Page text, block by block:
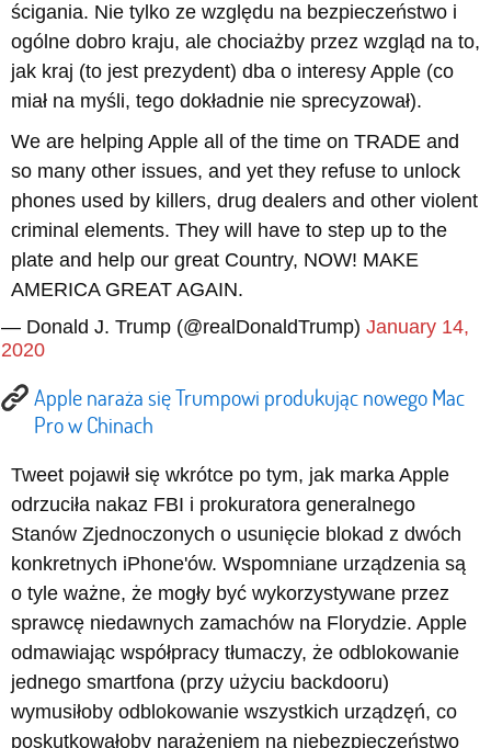
ścigania. Nie tylko ze względu na bezpieczeństwo i
ogólne dobro kraju, ale chociażby przez wzgląd na to,
jak kraj (to jest prezydent) dba o interesy Apple (co
miał na myśli, tego dokładnie nie sprecyzował).
We are helping Apple all of the time on TRADE and
so many other issues, and yet they refuse to unlock
phones used by killers, drug dealers and other violent
criminal elements. They will have to step up to the
plate and help our great Country, NOW! MAKE
AMERICA GREAT AGAIN.
— Donald J. Trump (@realDonaldTrump) January 14,
2020
Apple naraża się Trumpowi produkując nowego Mac
Pro w Chinach
Tweet pojawił się wkrótce po tym, jak marka Apple
odrzuciła nakaz FBI i prokuratora generalnego
Stanów Zjednoczonych o usunięcie blokad z dwóch
konkretnych iPhone'ów. Wspomniane urządzenia są
o tyle ważne, że mogły być wykorzystywane przez
sprawcę niedawnych zamachów na Florydzie. Apple
odmawiając współpracy tłumaczy, że odblokowanie
jednego smartfona (przy użyciu backdooru)
wymusiłoby odblokowanie wszystkich urządzęń, co
poskutkowałoby narażeniem na niebezpieczeństwo